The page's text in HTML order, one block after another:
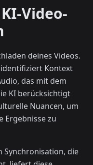
Video-
deines Videos.
Kontext
das mit dem
KI berücksichtigt
Nuancen, um
Ergebnisse zu
Synchronisation, die